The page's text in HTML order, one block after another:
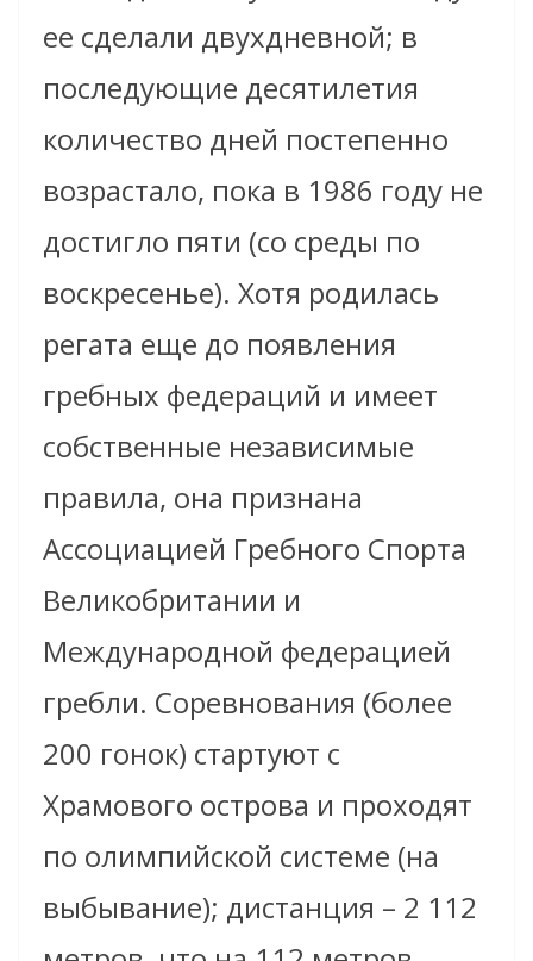
ее сделали двухдневной; в
последующие десятилетия
количество дней постепенно
возрастало, пока в 1986 году не
достигло пяти (со среды по
воскресенье). Хотя родилась
регата еще до появления
гребных федераций и имеет
собственные независимые
правила, она признана
Ассоциацией Гребного Спорта
Великобритании и
Международной федерацией
гребли. Соревнования (более
200 гонок) стартуют с
Храмового острова и проходят
по олимпийской системе (на
выбывание); дистанция – 2 112